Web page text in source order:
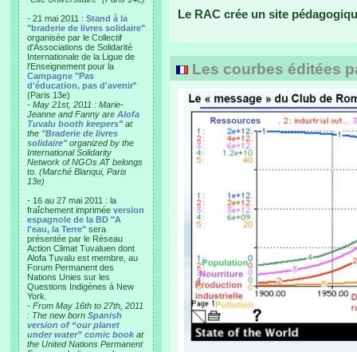
- 21 mai 2011 : Stand à la
"braderie de livres solidaire"
organisée par le Collectif
d'Associations de Solidarité
Internationale de la Ligue de
l'Enseignement pour la
Campagne "Pas
d'éducation, pas d'avenir"
(Paris 13e)
- May 21st, 2011 : Marie-
Jeanne and Fanny are Alofa
Tuvalu booth keepers"at
the "Braderie de livres
solidaire"organized by the
International Solidarity
Network of NGOs AT belongs
to. (Marché Blanqui, Paris
13e)
- 16 au 27 mai 2011 : la
fraîchement imprimée version
espagnole de la BD "A
l'eau, la Terre" sera
présentée par le Réseau
Action Climat Tuvaluen dont
Alofa Tuvalu est membre, au
Forum Permanent des
Nations Unies sur les
Questions Indigènes à New
York.
- From May 16th to 27th, 2011
: The new born Spanish
version of “our planet
under water” comic book at
the United Nations Permanent
Le RAC crée un site
Les courbes éditées